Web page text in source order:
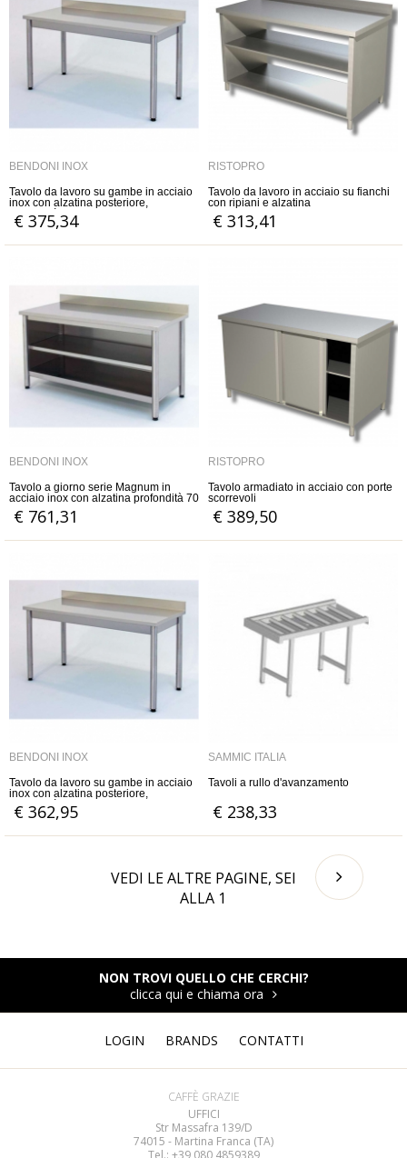
BENDONI INOX
Tavolo da lavoro su gambe in acciaio
inox con alzatina posteriore,
profondità 90 cm
€ 375,34
RISTOPRO
Tavolo da lavoro in acciaio su fianchi
con ripiani e alzatina
€ 313,41
BENDONI INOX
Tavolo a giorno serie Magnum in
acciaio inox con alzatina profondità 70
cm
€ 761,31
RISTOPRO
Tavolo armadiato in acciaio con porte
scorrevoli
€ 389,50
BENDONI INOX
Tavolo da lavoro su gambe in acciaio
inox con alzatina posteriore,
profondità 80 cm
€ 362,95
SAMMIC ITALIA
Tavoli a rullo d'avanzamento
€ 238,33
VEDI LE ALTRE PAGINE, SEI
ALLA 1
NON TROVI QUELLO CHE CERCHI?
clicca qui e chiama ora
LOGIN BRANDS CONTATTI
CAFFÈ GRAZIE
UFFICI
Str Massafra 139/D
74015 - Martina Franca (TA)
Tel.: +39 0804859389